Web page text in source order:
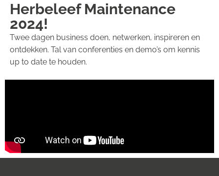
Herbeleef Maintenance
2024!
Twee dagen business doen, netwerken, inspireren en
ontdekken. Tal van conferenties en demo’s om kennis
up to date te houden.